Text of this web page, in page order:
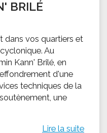
BRILÉ
dans vos quartiers et
Au
Kann' Brilé, en
d'une
techniques de la
une
Lire la suite